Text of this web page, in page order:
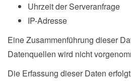
Uhrzeit der Serveranfrage
IP-Adresse
Eine Zusammenführung dieser
Datenquellen wird nicht
Die Erfassung dieser Daten